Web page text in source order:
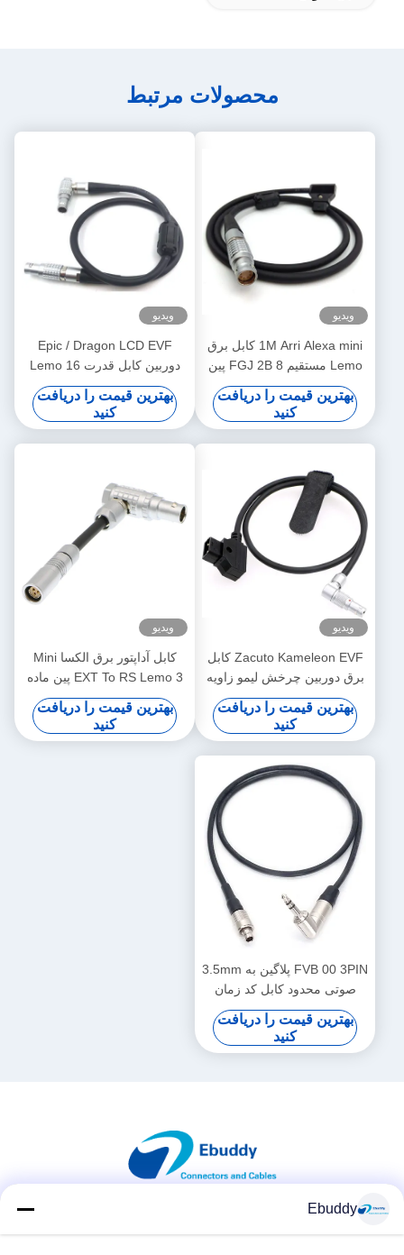
محصولات مرتبط
ویدیو
1M Arri Alexa mini کابل برق
Lemo مستقیم FGJ 2B 8 پین
به کابل D-tap
بهترین قیمت را دریافت
کنید
ویدیو
Epic / Dragon LCD EVF
دوربین کابل قدرت Lemo 16
پین به 16 پین راست به راست
نوع تماس
بهترین قیمت را دریافت
کنید
ویدیو
Zacuto Kameleon EVF کابل
برق دوربین چرخش لیمو زاویه
Tap
بهترین قیمت را دریافت
کنید
ویدیو
کابل آداپتور برق الکسا Mini
EXT To RS Lemo 3 پین ماده
به 7 پین نر
بهترین قیمت را دریافت
کنید
FVB 00 3PIN پلاگین به 3.5mm
صوتی محدود کابل کد زمان
A10-TX
بهترین قیمت را دریافت
کنید
Ebuddy